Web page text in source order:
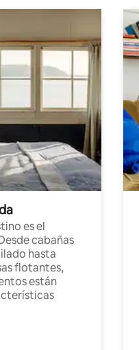
es el
cabañas
hasta
flotantes,
están